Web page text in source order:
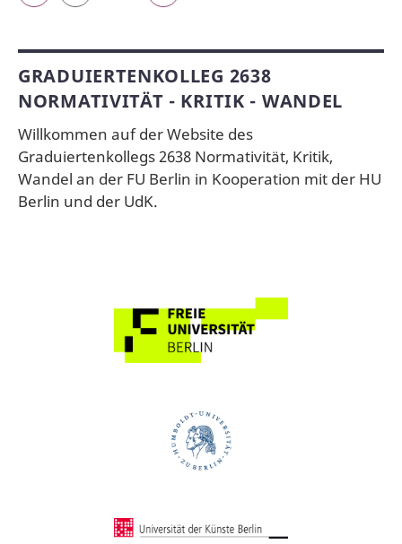
GRADUIERTENKOLLEG 2638
NORMATIVITÄT - KRITIK - WANDEL
Willkommen auf der Website des
Graduiertenkollegs 2638 Normativität, Kritik,
Wandel an der FU Berlin in Kooperation mit der HU
Berlin und der UdK.